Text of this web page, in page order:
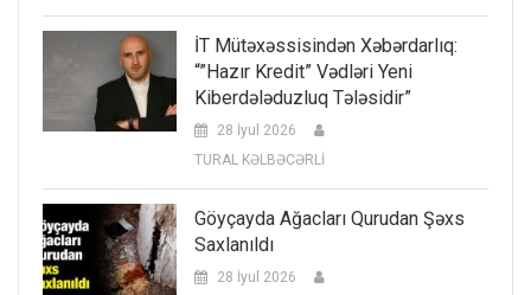
İT Mütəxəssisindən Xəbərdarlıq:
“”Hazır Kredit” Vədləri Yeni
Kiberdələduzluq Tələsidir”
28 İyul 2026
TURAL KƏLBƏCƏRLİ
Göyçayda Ağacları Qurudan Şəxs
Saxlanıldı
28 İyul 2026